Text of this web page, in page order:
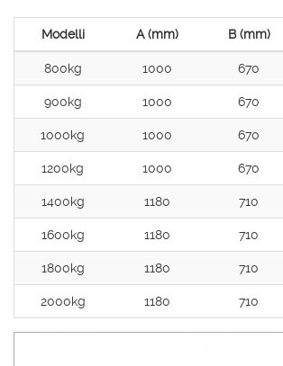
Modelli A (mm) B (mm)
800kg 1000 670
900kg 1000 670
1000kg 1000 670
1200kg 1000 670
1400kg 1180 710
1600kg 1180 710
1800kg 1180 710
2000kg 1180 710